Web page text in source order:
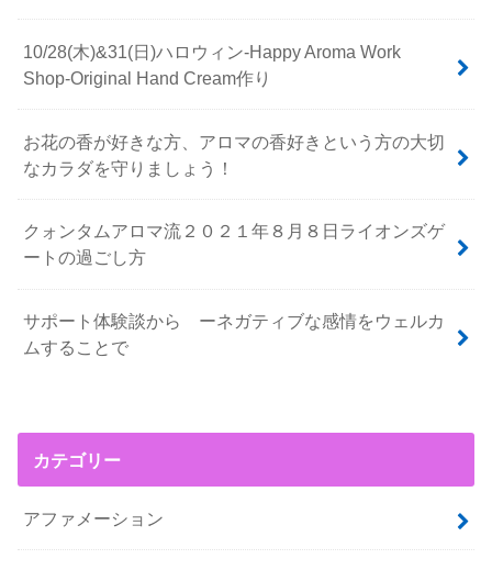
10/28(木)&31(日)ハロウィン-Happy Aroma Work
Shop-Original Hand Cream作り
お花の香が好きな方、アロマの香好きという方の大切
なカラダを守りましょう！
クォンタムアロマ流２０２１年８月８日ライオンズゲ
ートの過ごし方
サポート体験談から ーネガティブな感情をウェルカ
ムすることで
カテゴリー
アファメーション